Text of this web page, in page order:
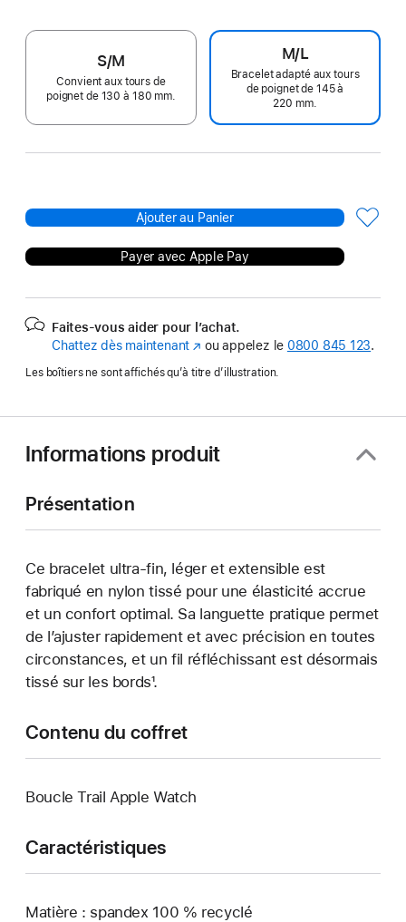
S/M
Convient aux tours de
poignet de 130 à 180 mm.
M/L
Bracelet adapté aux tours
de poignet de 145 à
220 mm.
Ajouter au Panier
Payer avec Apple Pay
Faites-vous aider pour l’achat.
Chattez dès maintenant (s’ouvre
une
fenêtre)
ou appelez le 0800 845 123.
Les boîtiers ne sont affichés qu’à titre d’illustration.
Informations produit
Présentation
Ce bracelet ultra-fin, léger et extensible est
fabriqué en nylon tissé pour une élasticité accrue
et un confort optimal. Sa languette pratique permet
de l’ajuster rapidement et avec précision en toutes
circonstances, et un fil réfléchissant est désormais
tissé sur les bords¹.
Contenu du coffret
Boucle Trail Apple Watch
Caractéristiques
Matière : spandex 100 % recyclé